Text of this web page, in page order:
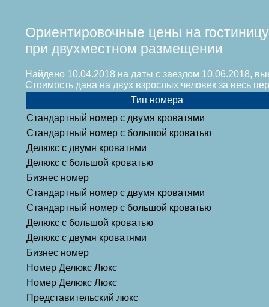
Ориентировочные цены на гостиницу
при двухместном размещении
Найдено 10.04.2018 на даты с заездом 10.06.2018,
Стоимость дана на двух взрослых человек за весь
Тип номера
Стандартный номер с двумя кроватями
Стандартный номер с большой кроватью
Делюкс с двумя кроватями
Делюкс с большой кроватью
Бизнес номер
Стандартный номер с двумя кроватями
Стандартный номер с большой кроватью
Делюкс с большой кроватью
Делюкс с двумя кроватями
Бизнес номер
Номер Делюкс Люкс
Номер Делюкс Люкс
Представительский люкс